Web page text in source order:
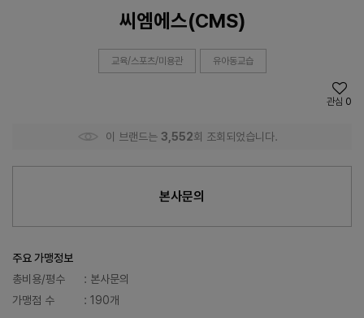
씨엠에스(CMS)
교육/스포츠/미용관 유아동교습
관심 0
이 브랜드는 3,552회 조회되었습니다.
본사문의
주요 가맹정보
총비용/평수
: 본사문의
가맹점 수
: 190개